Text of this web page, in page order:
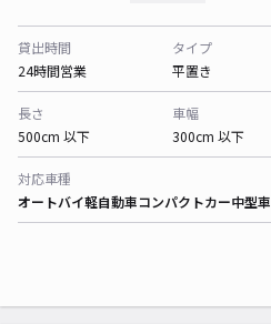
貸出時間
24時間営業
タイプ
平置き
長さ
500cm 以下
車幅
300cm 以下
対応車種
オートバイ軽自動車コンパクトカー中型車